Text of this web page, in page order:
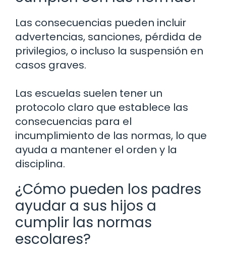
Las consecuencias pueden incluir
advertencias, sanciones, pérdida de
privilegios, o incluso la suspensión en
casos graves.
Las escuelas suelen tener un
protocolo claro que establece las
consecuencias para el
incumplimiento de las normas, lo que
ayuda a mantener el orden y la
disciplina.
¿Cómo pueden los padres
ayudar a sus hijos a
cumplir las normas
escolares?